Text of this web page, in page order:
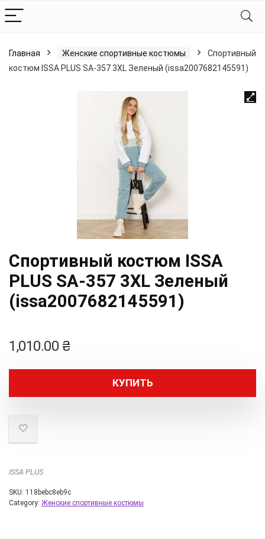
Главная Женские спортивные костюмы
Спортивный
костюм ISSA PLUS SA-357 3XL Зеленый (issa2007682145591)
Спортивный костюм ISSA
PLUS SA-357 3XL Зеленый
(issa2007682145591)
1,010.00 ₴
КУПИТЬ
ISSA PLUS
SKU: 118bebc8eb9c
Category: Женские спортивные костюмы